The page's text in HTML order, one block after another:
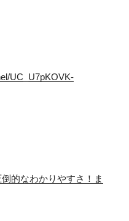
UC_U7pKOVK-
的なわかりやすさ！ま